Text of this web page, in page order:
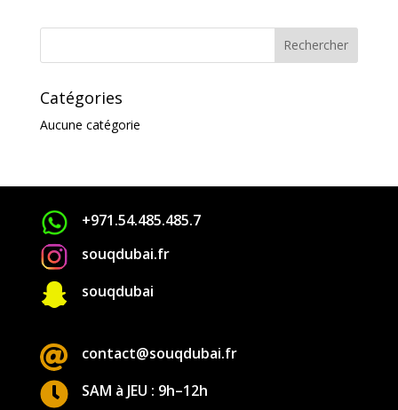
Catégories
Aucune catégorie
+971.54.485.485.7
souqdubai.fr
 souqdubai
 contact@souqdubai.fr

SAM à JEU : 9h–12h